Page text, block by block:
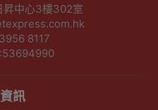
昇中心3樓302室
8117
訊